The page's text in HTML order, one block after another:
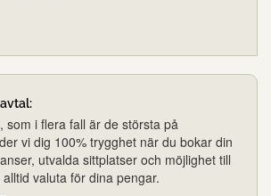
som i flera fall är de största på
vi dig 100% trygghet när du bokar din
utvalda sittplatser och möjlighet till
valuta för dina pengar.